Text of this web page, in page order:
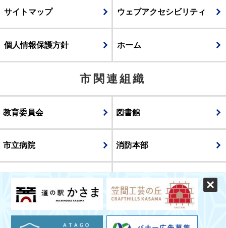
サイトマップ ウェブアクセシビリティ
個人情報保護方針 ホーム
市関連組織
教育委員会 図書館
市立病院 消防本部
議会
表示 スマートフォン版 パソコン版